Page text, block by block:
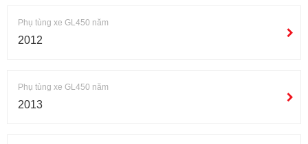
Phụ tùng xe GL450 năm
2012
Phụ tùng xe GL450 năm
2013